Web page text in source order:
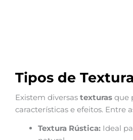
Tipos de
Existem diversas texturas que
características e efeitos. Entre
Textura Rústica: Ideal